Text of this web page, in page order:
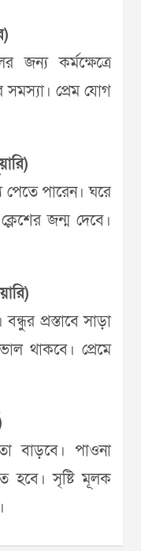
জন্য কর্মক্ষেত্রে
সমস্যা। প্রেম যোগ
পেতে পারেন। ঘরে
জন্ম দেবে।
প্রস্তাবে সাড়া
থাকবে। প্রেমে
বাড়বে। পাওনা
হবে। সৃষ্টি মূলক